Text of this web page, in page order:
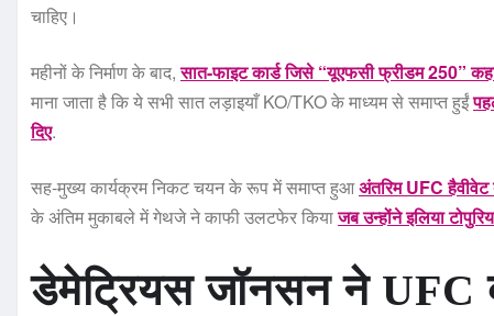
चाहिए।
महीनों के निर्माण के बाद,सात-फाइट कार्ड जिसे “यूएफसी फ्रीडम 250”
माना जाता है कि ये सभी सात लड़ाइयाँ KO/TKO के माध्यम से समाप्त हुईं
दिए.
सह-मुख्य कार्यक्रम निकट चयन के रूप में समाप्त हुआअंतरिम UFC
के अंतिम मुकाबले में गेथजे ने काफी उलटफेर कियाजब उन्होंने इलिया
डेमेट्रियस जॉनसन ने UFC